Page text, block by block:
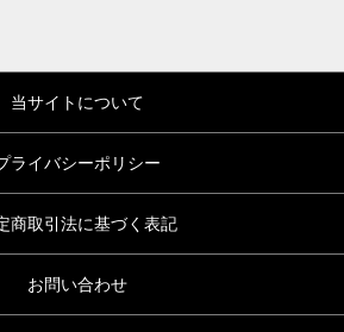
当サイトについて
ライバシーポリシー
商取引法に基づく表記
お問い合わせ